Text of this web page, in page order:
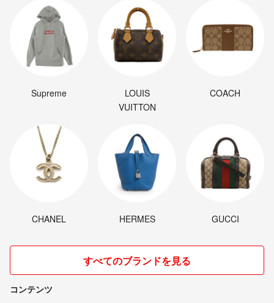
Supreme
LOUIS
VUITTON
COACH
CHANEL HERMES GUCCI
すべてのブランドを見る
コンテンツ